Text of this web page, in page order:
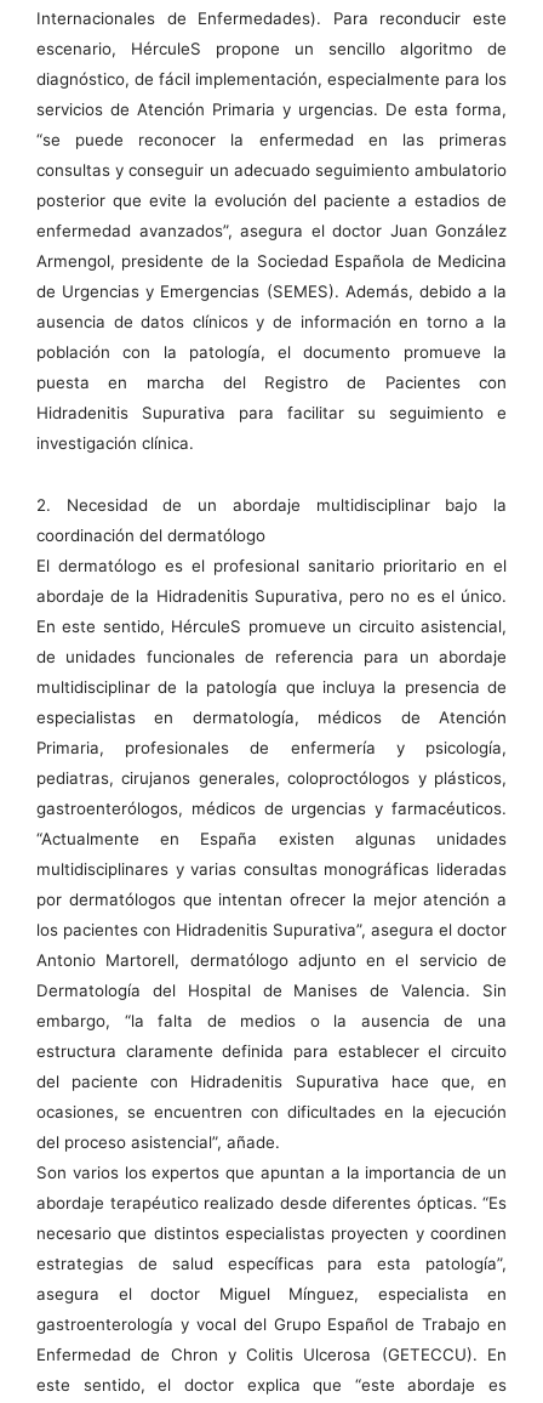
Internacionales de Enfermedades). Para reconducir este
escenario, HérculeS propone un sencillo algoritmo de
diagnóstico, de fácil implementación, especialmente para los
servicios de Atención Primaria y urgencias. De esta forma,
“se puede reconocer la enfermedad en las primeras
consultas y conseguir un adecuado seguimiento ambulatorio
posterior que evite la evolución del paciente a estadios de
enfermedad avanzados”, asegura el doctor Juan González
Armengol, presidente de la Sociedad Española de Medicina
de Urgencias y Emergencias (SEMES). Además, debido a la
ausencia de datos clínicos y de información en torno a la
población con la patología, el documento promueve la
puesta en marcha del Registro de Pacientes con
Hidradenitis Supurativa para facilitar su seguimiento e
investigación clínica.
2. Necesidad de un abordaje multidisciplinar bajo la
coordinación del dermatólogo
El dermatólogo es el profesional sanitario prioritario en el
abordaje de la Hidradenitis Supurativa, pero no es el único.
En este sentido, HérculeS promueve un circuito asistencial,
de unidades funcionales de referencia para un abordaje
multidisciplinar de la patología que incluya la presencia de
especialistas en dermatología, médicos de Atención
Primaria, profesionales de enfermería y psicología,
pediatras, cirujanos generales, coloproctólogos y plásticos,
gastroenterólogos, médicos de urgencias y farmacéuticos.
“Actualmente en España existen algunas unidades
multidisciplinares y varias consultas monográficas lideradas
por dermatólogos que intentan ofrecer la mejor atención a
los pacientes con Hidradenitis Supurativa”, asegura el doctor
Antonio Martorell, dermatólogo adjunto en el servicio de
Dermatología del Hospital de Manises de Valencia. Sin
embargo, “la falta de medios o la ausencia de una
estructura claramente definida para establecer el circuito
del paciente con Hidradenitis Supurativa hace que, en
ocasiones, se encuentren con dificultades en la ejecución
del proceso asistencial”, añade.
Son varios los expertos que apuntan a la importancia de un
abordaje terapéutico realizado desde diferentes ópticas. “Es
necesario que distintos especialistas proyecten y coordinen
estrategias de salud específicas para esta patología”,
asegura el doctor Miguel Mínguez, especialista en
gastroenterología y vocal del Grupo Español de Trabajo en
Enfermedad de Chron y Colitis Ulcerosa (GETECCU). En
este sentido, el doctor explica que “este abordaje es